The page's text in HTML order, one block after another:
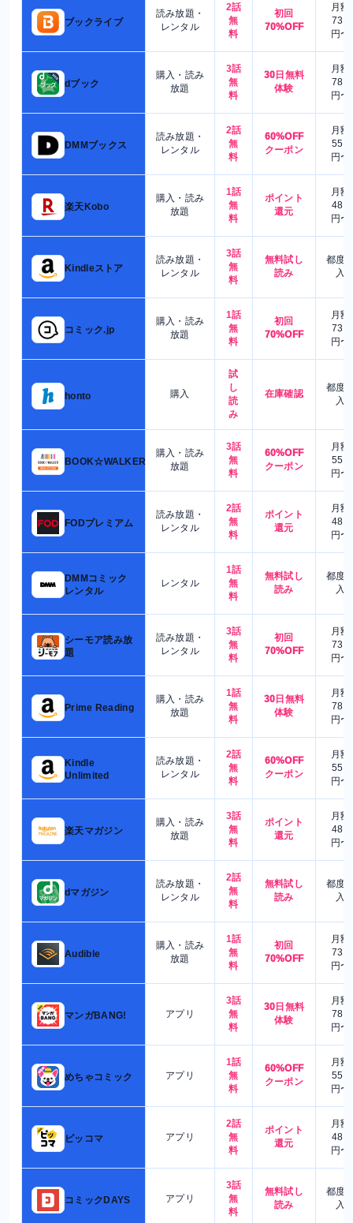
ブックライブ
読み放題・
レンタル
2話
無
料
初回
70%OFF
月額
730
円〜
dブック
購入・読み
放題
3話
無
料
30日無料
体験
月額
780
円〜
DMMブックス
読み放題・
レンタル
2話
無
料
60%OFF
クーポン
月額
550
円〜
楽天Kobo
購入・読み
放題
1話
無
料
ポイント
還元
月額
480
円〜
Kindleストア
読み放題・
レンタル
3話
無
料
無料試し
読み
都度
入
コミック.jp
購入・読み
放題
1話
無
料
初回
70%OFF
月額
730
円〜
honto 購入
試
し
読
み
在庫確認
都度
入
BOOK☆WALKER
購入・読み
放題
3話
無
料
60%OFF
クーポン
月額
550
円〜
FODプレミアム
読み放題・
レンタル
2話
無
料
ポイント
還元
月額
480
円〜
DMMコミック
レンタル
レンタル
1話
無
料
無料試し
読み
都度
入
シーモア読み放
題
読み放題・
レンタル
3話
無
料
初回
70%OFF
月額
730
円〜
Prime Reading
購入・読み
放題
1話
無
料
30日無料
体験
月額
780
円〜
Kindle
Unlimited
読み放題・
レンタル
2話
無
料
60%OFF
クーポン
月額
550
円〜
楽天マガジン
購入・読み
放題
3話
無
料
ポイント
還元
月額
480
円〜
dマガジン
読み放題・
レンタル
2話
無
料
無料試し
読み
都度
入
Audible
購入・読み
放題
1話
無
料
初回
70%OFF
月額
730
円〜
マンガBANG! アプリ
3話
無
料
30日無料
体験
月額
780
円〜
めちゃコミック アプリ
1話
無
料
60%OFF
クーポン
月額
550
円〜
ピッコマ アプリ
2話
無
料
ポイント
還元
月額
480
円〜
コミックDAYS アプリ
3話
無
料
無料試し
読み
都度
入